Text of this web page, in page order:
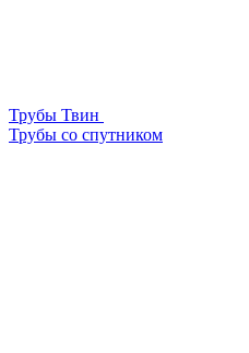
Трубы Твин
Трубы со спутником